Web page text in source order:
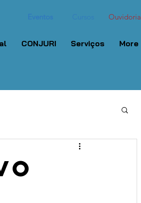
Ouvidoria
CONJURI Serviços More